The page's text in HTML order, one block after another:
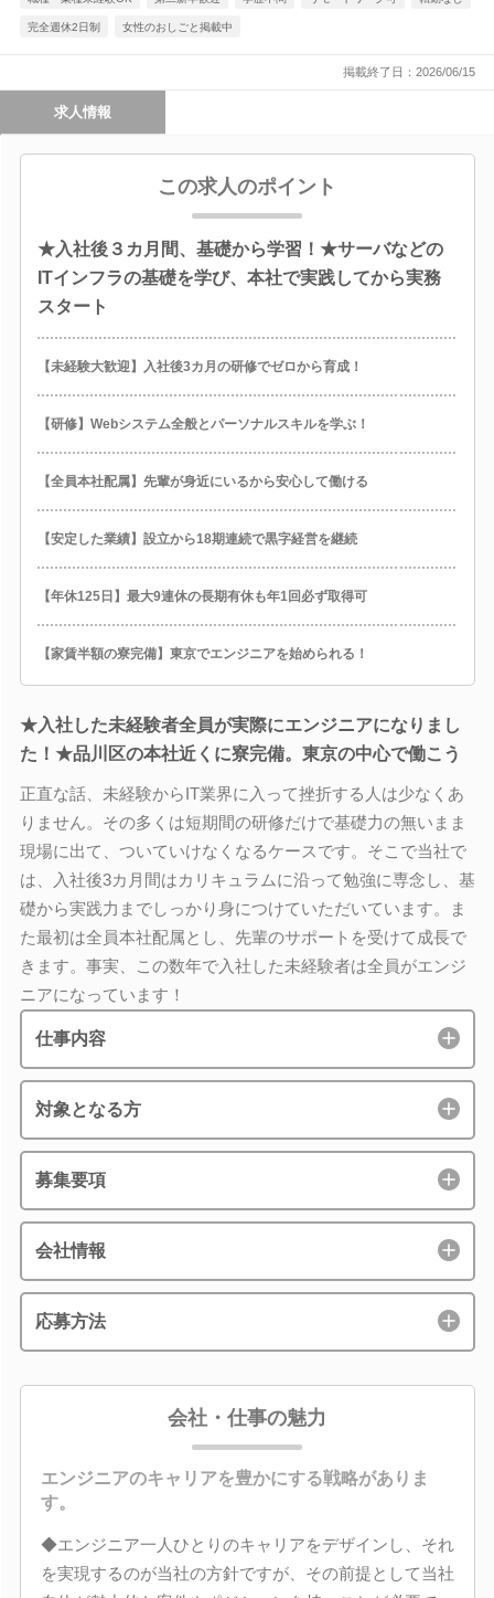
完全週休2日制 女性のおしごと掲載中
掲載終了日：2026/06/15
求人情報
この求人のポイント
★入社後３カ月間、基礎から学習！★サーバなどの
ITインフラの基礎を学び、本社で実践してから実務
スタート
【未経験大歓迎】入社後3カ月の研修でゼロから育成！
【研修】Webシステム全般とパーソナルスキルを学ぶ！
【全員本社配属】先輩が身近にいるから安心して働ける
【安定した業績】設立から18期連続で黒字経営を継続
【年休125日】最大9連休の長期有休も年1回必ず取得可
【家賃半額の寮完備】東京でエンジニアを始められる！
★入社した未経験者全員が実際にエンジニアになりまし
た！★品川区の本社近くに寮完備。東京の中心で働こう
正直な話、未経験からIT業界に入って挫折する人は少なくあ
りません。その多くは短期間の研修だけで基礎力の無いまま
現場に出て、ついていけなくなるケースです。そこで当社で
は、入社後3カ月間はカリキュラムに沿って勉強に専念し、基
礎から実践力までしっかり身につけていただいています。ま
た最初は全員本社配属とし、先輩のサポートを受けて成長で
きます。事実、この数年で入社した未経験者は全員がエンジ
ニアになっています！
仕事内容
対象となる方
募集要項
会社情報
応募方法
会社・仕事の魅力
エンジニアのキャリアを豊かにする戦略がありま
す。
◆エンジニア一人ひとりのキャリアをデザインし、それ
を実現するのが当社の方針ですが、その前提として当社